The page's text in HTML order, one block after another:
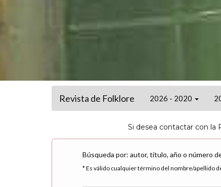
Revista de Folklore 2026 - 2020
Si desea contactar con la
Búsqueda por: autor, título, año o número
* Es válido cualquier término del nombre/apellido